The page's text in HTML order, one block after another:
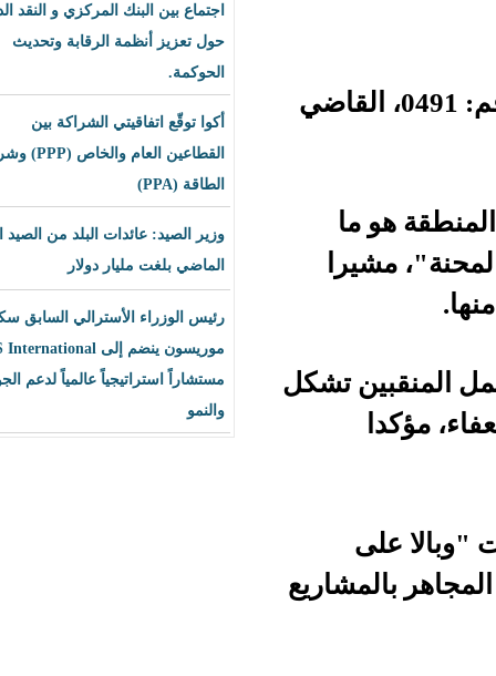
اجتماع بين البنك المركزي و النقد الدولي
حول تعزيز أنظمة الرقابة وتحديث
أكوا توقّع اتفاقيتي الشراكة بين
القطاعين العام والخاص (PPP) وشراء
وزير الصيد: عائدات البلد من الصيد العام
الماضي بلغت مليار دولار
رئيس الوزراء الأسترالي السابق سكوت
موريسون ينضم إلى BLS International
مستشاراً استراتيجياً عالمياً لدعم الجودة
جاء مناقضا للقرار رقم: 0491، القاضي
تشكل